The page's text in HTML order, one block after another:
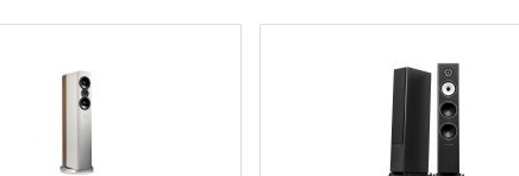
tar liten plats och är lättplacerade, tycker de är prisvärda.